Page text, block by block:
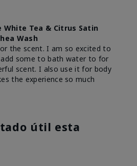
White Tea & Citrus Satin
Wash
the scent. I am so excited to
some to bath water to for
scent. I also use it for body
the experience so much
útil esta